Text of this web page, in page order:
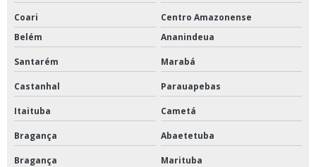
Coari
Centro Amazonense
Belém
Ananindeua
Santarém Marabá
Castanhal Parauapebas
Itaituba Cametá
Bragança Abaetetuba
Bragança
Marituba